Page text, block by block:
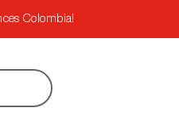
Colombia!